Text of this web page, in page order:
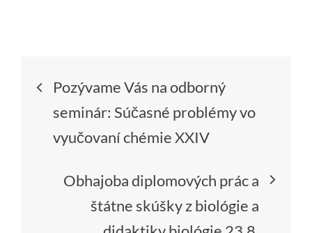
Navigácia
článku
Pozývame Vás na odborný
seminár: Súčasné problémy vo
vyučovaní chémie XXIV
Obhajoba diplomových prác a
štátne skúšky z biológie a